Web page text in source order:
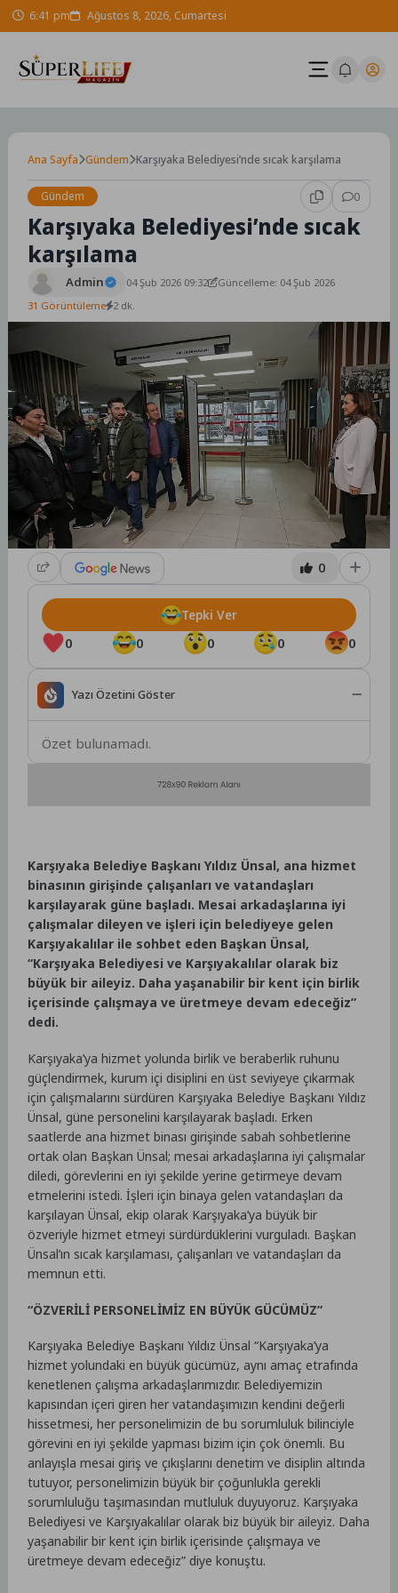
Skip 6:41 pm Ağustos 8, 2026, Cumartesi
Ana Sayfa Gündem Karşıyaka Belediyesi’nde sıcak karşılama
Gündem 0
Karşıyaka Belediyesi’nde sıcak
karşılama
Admin 04 Şub 2026 09:32
Güncelleme: 04 Şub 2026
31 Görüntüleme 2 dk.
0
0 0 0 0 0
Tepki Ver
Yazı Özetini Göster
Özet bulunamadı.
Karşıyaka Belediye Başkanı Yıldız Ünsal, ana hizmet
binasının girişinde çalışanları ve vatandaşları
karşılayarak güne başladı. Mesai arkadaşlarına iyi
çalışmalar dileyen ve işleri için belediyeye gelen
Karşıyakalılar ile sohbet eden Başkan Ünsal,
“Karşıyaka Belediyesi ve Karşıyakalılar olarak biz
büyük bir aileyiz. Daha yaşanabilir bir kent için birlik
içerisinde çalışmaya ve üretmeye devam edeceğiz”
dedi.
Karşıyaka’ya hizmet yolunda birlik ve beraberlik ruhunu
güçlendirmek, kurum içi disiplini en üst seviyeye çıkarmak
için çalışmalarını sürdüren Karşıyaka Belediye Başkanı Yıldız
Ünsal, güne personelini karşılayarak başladı. Erken
saatlerde ana hizmet binası girişinde sabah sohbetlerine
ortak olan Başkan Ünsal; mesai arkadaşlarına iyi çalışmalar
diledi, görevlerini en iyi şekilde yerine getirmeye devam
etmelerini istedi. İşleri için binaya gelen vatandaşları da
karşılayan Ünsal, ekip olarak Karşıyaka’ya büyük bir
özveriyle hizmet etmeyi sürdürdüklerini vurguladı. Başkan
Ünsal’ın sıcak karşılaması, çalışanları ve vatandaşları da
memnun etti.
“ÖZVERİLİ PERSONELİMİZ EN BÜYÜK GÜCÜMÜZ”
Karşıyaka Belediye Başkanı Yıldız Ünsal “Karşıyaka’ya
hizmet yolundaki en büyük gücümüz, aynı amaç etrafında
kenetlenen çalışma arkadaşlarımızdır. Belediyemizin
kapısından içeri giren her vatandaşımızın kendini değerli
hissetmesi, her personelimizin de bu sorumluluk bilinciyle
görevini en iyi şekilde yapması bizim için çok önemli. Bu
anlayışla mesai giriş ve çıkışlarını denetim ve disiplin altında
tutuyor, personelimizin büyük bir çoğunlukla gerekli
sorumluluğu taşımasından mutluluk duyuyoruz. Karşıyaka
Belediyesi ve Karşıyakalılar olarak biz büyük bir aileyiz. Daha
yaşanabilir bir kent için birlik içerisinde çalışmaya ve
üretmeye devam edeceğiz” diye konuştu.